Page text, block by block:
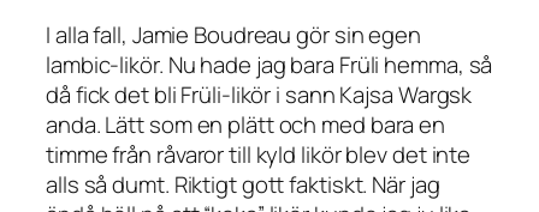
I alla fall, Jamie Boudreau gör sin egen
lambic-likör. Nu hade jag bara Früli hemma, så
då fick det bli Früli-likör i sann Kajsa Wargsk
anda. Lätt som en plätt och med bara en
timme från råvaror till kyld likör blev det inte
alls så dumt. Riktigt gott faktiskt. När jag